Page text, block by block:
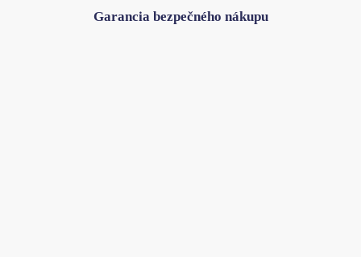
Garancia bezpečného nákupu